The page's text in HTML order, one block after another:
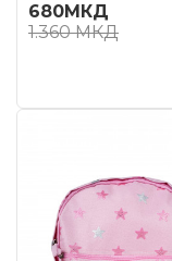
680МКД
1.360МКД